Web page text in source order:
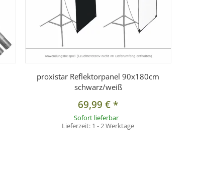
proxistar Reflektorpanel 90x180cm
schwarz/weiß
69,99 €*
Sofort lieferbar
Lieferzeit: 1 - 2 Werktage